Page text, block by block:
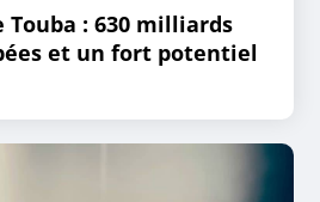
Touba : 630 milliards
et un fort potentiel